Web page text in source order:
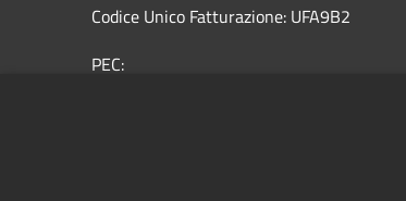
Codice Unico Fatturazione: UFA9B2
PEC: